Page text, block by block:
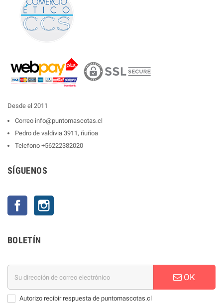
Desde el 2011
Correo info@puntomascotas.cl
Pedro de valdivia 3911, ñuñoa
Telefono +56222382020
SÍGUENOS
Facebook
BOLETÍN
OK
Autorizo recibir respuesta de puntomascotas.cl